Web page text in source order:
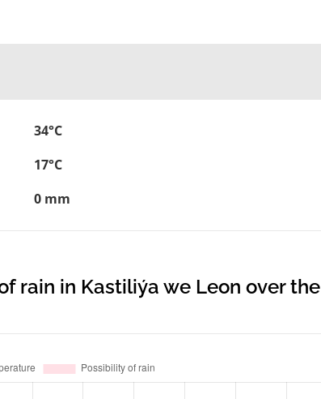
34°C
17°C
0 mm
rain in Kastiliýa we Leon over the